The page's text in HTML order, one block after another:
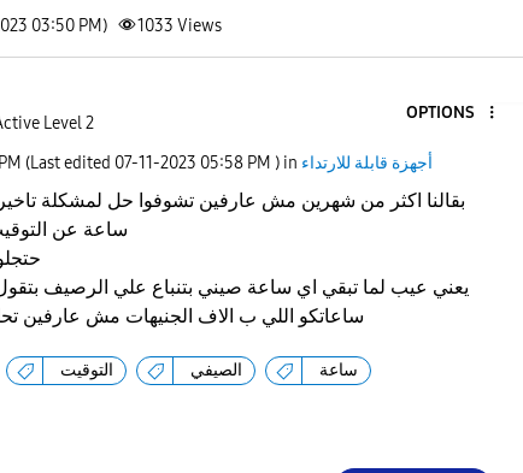
03:50 PM) 1033 Views
Level 2
OPTIONS
(Last edited ‎07-11-2023 05:58 PM ) in أجهزة قابلة للارتداء
بقالنا اكثر من شهرين مش عارفين تشوفوا حل لمشكلة
يعني عيب لما تبقي اي ساعة صيني بتنباع علي الرصيف
ساعاتكو اللي ب الاف الجنيهات مش عارفين
التوقيت الصيفي ساعة